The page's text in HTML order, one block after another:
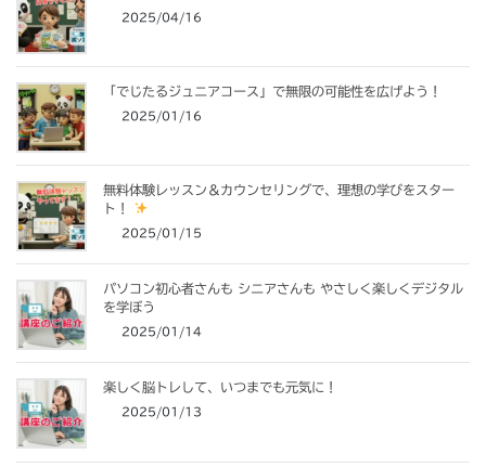
2025/04/16
「でじたるジュニアコース」で無限の可能性を広げよう！
2025/01/16
無料体験レッスン＆カウンセリングで、理想の学びをスター
ト！
2025/01/15
パソコン初心者さんも シニアさんも やさしく楽しくデジタル
を学ぼう
2025/01/14
楽しく脳トレして、いつまでも元気に！
2025/01/13